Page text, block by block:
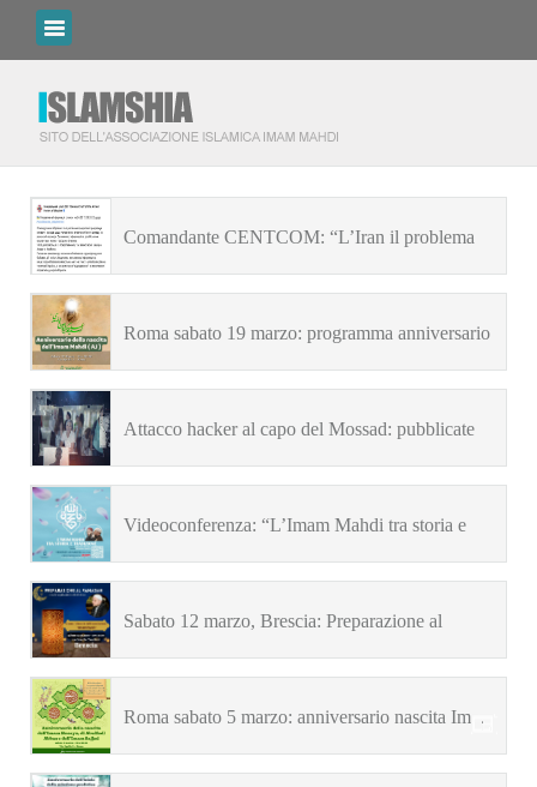
Comandante CENTCOM: “L’Iran il problema
Roma sabato 19 marzo: programma anniversario
Attacco hacker al capo del Mossad: pubblicate
Videoconferenza: “L’Imam Mahdi tra storia e
Sabato 12 marzo, Brescia: Preparazione al
Roma sabato 5 marzo: anniversario nascita Imam